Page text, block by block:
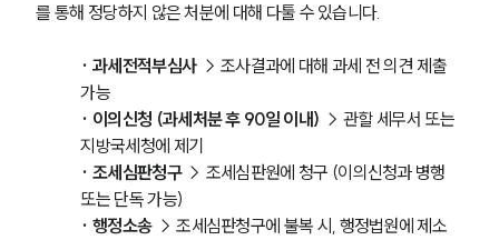
를 통해 정당하지 않은 처분에 대해 다툴 수 있습니다.
· 과세전적부심사 → 조사결과에 대해 과세 전 의견 제출
가능
· 이의신청 (과세처분 후 90일 이내) → 관할 세무서 또는
지방국세청에 제기
· 조세심판청구 → 조세심판원에 청구 (이의신청과 병행
또는 단독 가능)
· 행정소송 → 조세심판청구에 불복 시, 행정법원에 제소